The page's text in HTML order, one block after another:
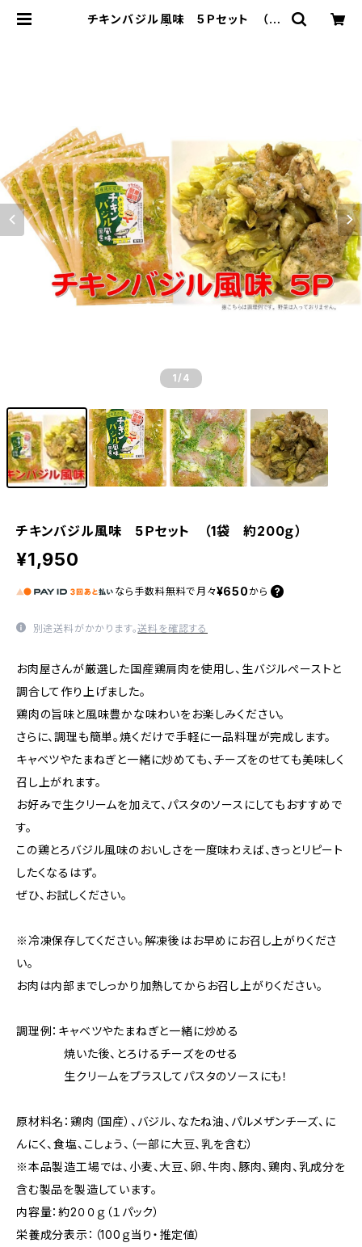
チキンバジル風味 5Ｐセット （1
1 /4
チキンバジル風味 5Ｐセット （1袋 約200ｇ）
¥1,950
なら 手数料無料で 月々¥650 から
別途送料がかかります。送料を確認する
お肉屋さんが厳選した国産鶏肩肉を使用し、生バジルぺーストと
調合して作り上げました。
鶏肉の旨味と風味豊かな味わいをお楽しみください。
さらに、調理も簡単。焼くだけで手軽に一品料理が完成します。
キャベツやたまねぎと一緒に炒めても、チーズをのせても美味しく
召し上がれます。
お好みで生クリームを加えて、パスタのソースにしてもおすすめで
す。
この鶏とろバジル風味のおいしさを一度味わえば、きっとリピート
したくなるはず。
ぜひ、お試しください。
※冷凍保存してください。解凍後はお早めにお召し上がりくださ
い。
お肉は内部までしっかり加熱してからお召し上がりください。
調理例：キャベツやたまねぎと一緒に炒める
焼いた後、とろけるチーズをのせる
生クリームをプラスしてパスタのソースにも！
原材料名：鶏肉（国産）、バジル、なたね油、パルメザンチーズ、に
んにく、食塩、こしょう、（一部に大豆、乳を含む）
※本品製造工場では、小麦、大豆、卵、牛肉、豚肉、鶏肉、乳成分を
含む製品を製造しています。
内容量：約2００ｇ（１パック）
栄養成分表示：（100ｇ当り・推定値）